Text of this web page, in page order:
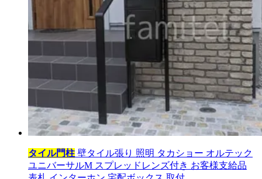
タイル門柱 壁タイル張り 照明 タカショー オルテック
ユニバーサルM スプレッドレンズ付き お客様支給品